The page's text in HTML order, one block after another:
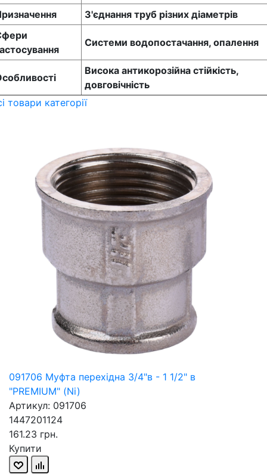
З'єднання труб різних діаметрів
Системи водопостачання, опалення
Висока антикорозійна стійкість,
довговічність
товари категорії
091706 Муфта перехідна 3/4"в - 1 1/2" в
"PREMIUM" (Ni)
Артикул: 091706
1447201124
161.23 грн.
Купити